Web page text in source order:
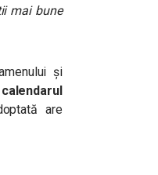
mai bune
și
are